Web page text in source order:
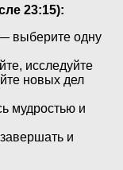
23:15):
выберите одну
исследуйте
новых дел
мудростью и
и